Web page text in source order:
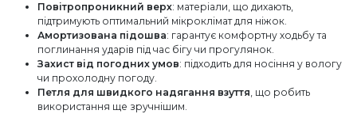
Повітропроникний верх: матеріали, що дихають,
підтримують оптимальний мікроклімат для ніжок.
Амортизована підошва: гарантує комфортну ходьбу та
поглинання ударів під час бігу чи прогулянок.
Захист від погодних умов: підходить для носіння у вологу
чи прохолодну погоду.
Петля для швидкого надягання взуття, що робить
використання ще зручнішим.